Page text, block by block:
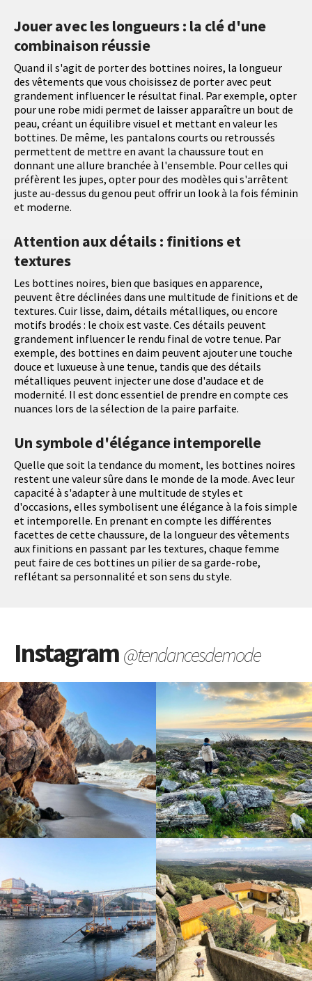
Jouer avec les longueurs : la clé d'une
combinaison réussie
Quand il s'agit de porter des bottines noires, la longueur
des vêtements que vous choisissez de porter avec peut
grandement influencer le résultat final. Par exemple, opter
pour une robe midi permet de laisser apparaître un bout de
peau, créant un équilibre visuel et mettant en valeur les
bottines. De même, les pantalons courts ou retroussés
permettent de mettre en avant la chaussure tout en
donnant une allure branchée à l'ensemble. Pour celles qui
préfèrent les jupes, opter pour des modèles qui s'arrêtent
juste au-dessus du genou peut offrir un look à la fois féminin
et moderne.
Attention aux détails : finitions et
textures
Les bottines noires, bien que basiques en apparence,
peuvent être déclinées dans une multitude de finitions et de
textures. Cuir lisse, daim, détails métalliques, ou encore
motifs brodés : le choix est vaste. Ces détails peuvent
grandement influencer le rendu final de votre tenue. Par
exemple, des bottines en daim peuvent ajouter une touche
douce et luxueuse à une tenue, tandis que des détails
métalliques peuvent injecter une dose d'audace et de
modernité. Il est donc essentiel de prendre en compte ces
nuances lors de la sélection de la paire parfaite.
Un symbole d'élégance intemporelle
Quelle que soit la tendance du moment, les bottines noires
restent une valeur sûre dans le monde de la mode. Avec leur
capacité à s'adapter à une multitude de styles et
d'occasions, elles symbolisent une élégance à la fois simple
et intemporelle. En prenant en compte les différentes
facettes de cette chaussure, de la longueur des vêtements
aux finitions en passant par les textures, chaque femme
peut faire de ces bottines un pilier de sa garde-robe,
reflétant sa personnalité et son sens du style.
Instagram@tendancesdemode